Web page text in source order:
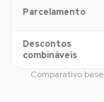
Parcelamento
Descontos
combináveis
Comparativo